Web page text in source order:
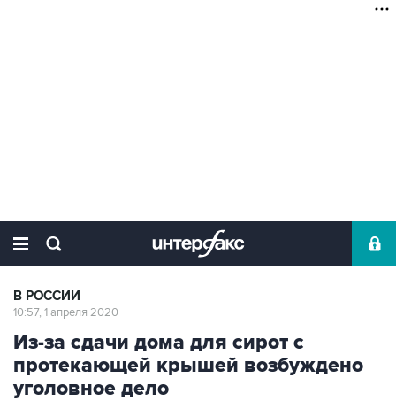
В РОССИИ
10:57, 1 апреля 2020
Из-за сдачи дома для сирот с
протекающей крышей возбуждено
уголовное дело